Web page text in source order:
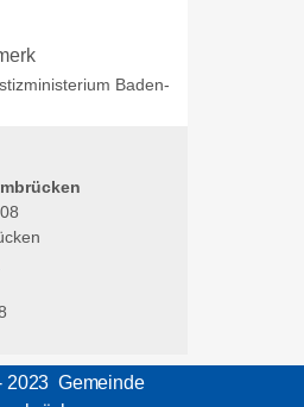
Baden-
2023 Gemeinde